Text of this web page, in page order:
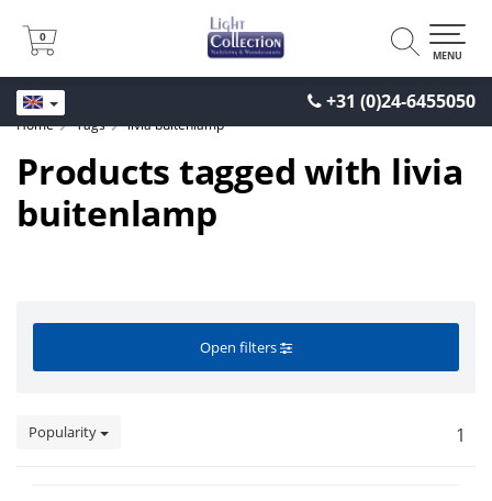
+31 (0)24-6455050
0
0
MENU
Home Tags livia buitenlamp
Products tagged with livia
buitenlamp
Open filters
Popularity 1